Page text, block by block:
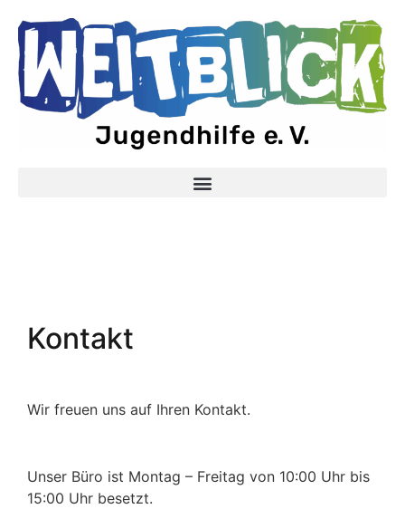
Kontakt
Wir freuen uns auf Ihren Kontakt.
Unser Büro ist Montag – Freitag von 10:00 Uhr bis
15:00 Uhr besetzt.